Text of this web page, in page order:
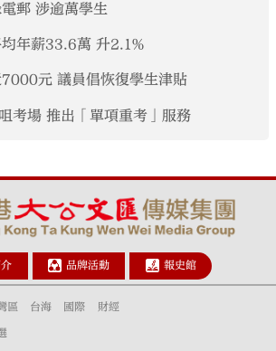
郵 涉逾萬學生
均年薪33.6萬 升2.1%
元 議員倡恢復學生津貼
考場 推出「單項重考」服務
品牌活動 報史館
區 台海 國際 財經